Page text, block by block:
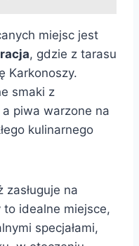
miejsc jest
, gdzie z tarasu
Karkonoszy.
smaki z
piwa warzone na
kulinarnego
zasługuje na
idealne miejsce,
specjałami,